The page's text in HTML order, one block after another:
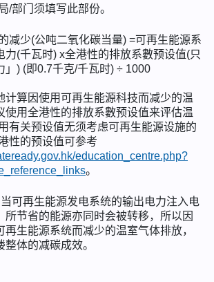
/部门须填写此部份。
减少(公吨二氧化碳当量) =可再生能源系
力(千瓦时) x全港性的排放系數预设值(只
」) (即0.7千克/千瓦时) ÷ 1000
计算因使用可再生能源科技而减少的温
使用全港性的排放系數预设值来评估温
有关预设值无须考虑可再生能源设施的
性的预设值可参考
education_centre.php?
。
可再生能源发电系统的输出电力注入电
所节省的能源亦同时会被转移，所以因
再生能源系统而减少的温室气体排放，
体的减碳成效。